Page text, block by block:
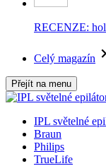
RECENZE:
Celý magazín
Přejít na menu
IPL světelné
Braun
Philips
TrueLife